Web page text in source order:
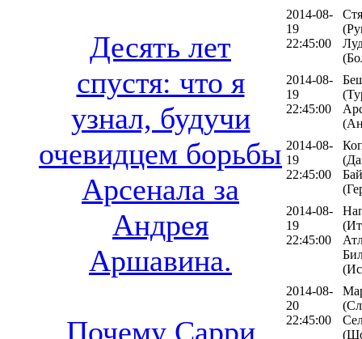
Десять лет
спустя: что я
узнал, будучи
очевидцем борьбы
Арсенала за
Андрея
Аршавина.
Почему Сарри
2014-08-
19
22:45:00
2014-08-
19
22:45:00
2014-08-
19
22:45:00
2014-08-
19
22:45:00
2014-08-
20
22:45:00